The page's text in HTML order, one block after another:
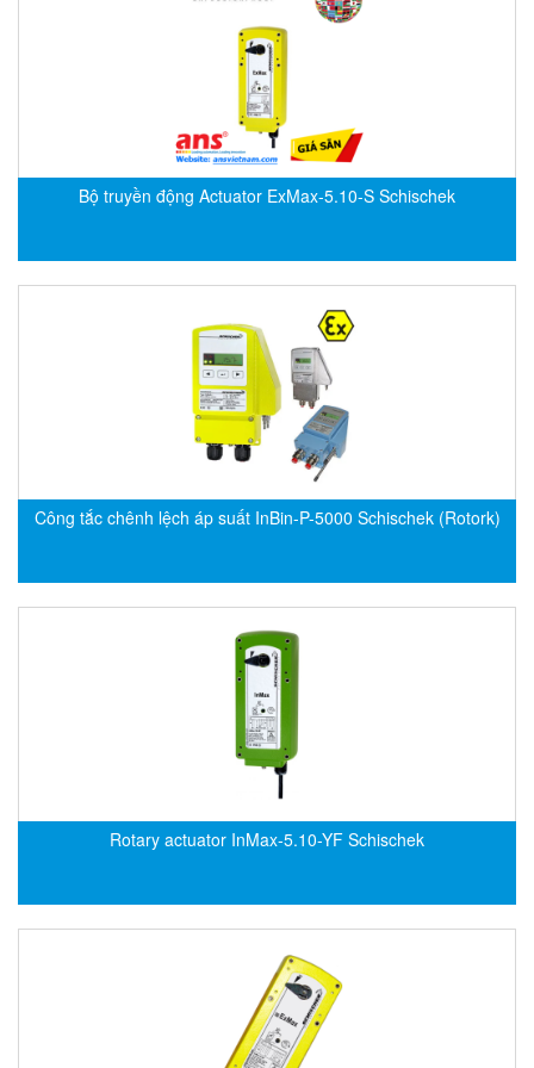
Fisher
Flow Force/ Super Green Power-Tech
Floweserve/PMV
Flow-Mon
Fluke Process Instruments Vietnam
Forbes Marshall
Fortex
Fortress
Bộ truyền động Actuator ExMax-5.10-S Schischek
Công tắc chênh lệch áp suất InBin-P-5000 Schischek (Rotork)
Rotary actuator InMax-5.10-YF Schischek